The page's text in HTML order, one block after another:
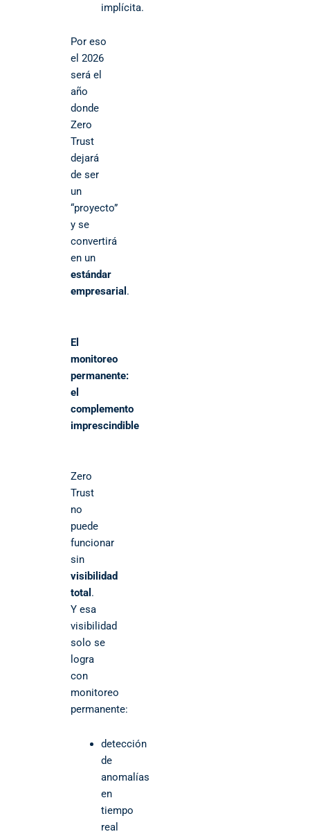
implícita.
Por eso
el 2026
será el
año
donde
Zero
Trust
dejará
de ser
un
“proyecto”
y se
convertirá
en un
estándar
empresarial .
El
monitoreo
permanente:
el
complemento
imprescindible
Zero
Trust
no
puede
funcionar
sin
visibilidad
total .
Y esa
visibilidad
solo se
logra
con
monitoreo
permanente:
detección
de
anomalías
en
tiempo
real